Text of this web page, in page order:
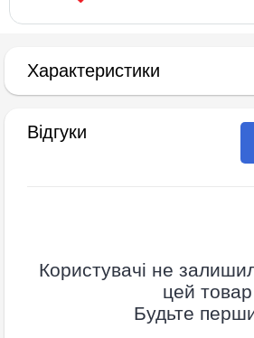
Характеристики
Відгуки
Користувачі не
цей товар
Будьте